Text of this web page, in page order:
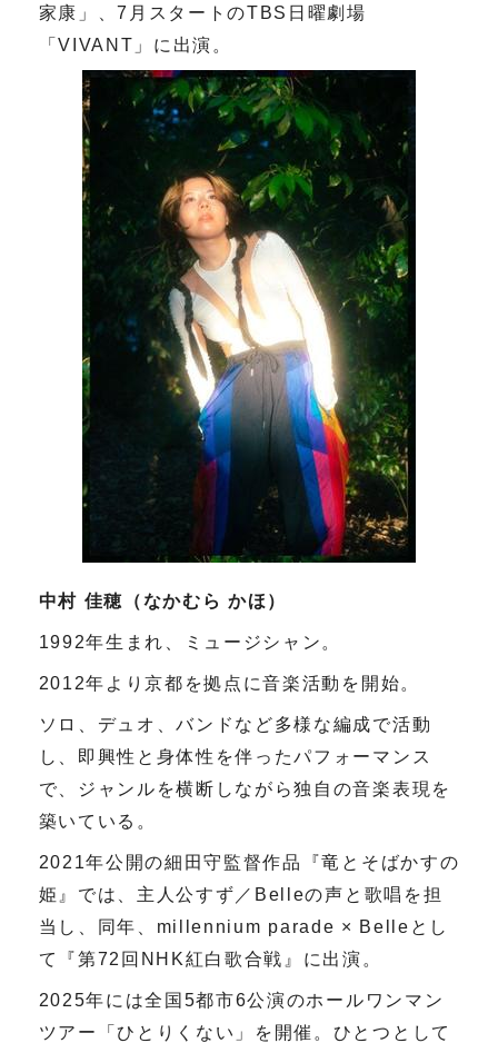
家康」、7月スタートのTBS日曜劇場
「VIVANT」に出演。
中村 佳穂（なかむら かほ）
1992年生まれ、ミュージシャン。
2012年より京都を拠点に音楽活動を開始。
ソロ、デュオ、バンドなど多様な編成で活動
し、即興性と身体性を伴ったパフォーマンス
で、ジャンルを横断しながら独自の音楽表現を
築いている。
2021年公開の細田守監督作品『竜とそばかすの
姫』では、主人公すず／Belleの声と歌唱を担
当し、同年、millennium parade × Belleとし
て『第72回NHK紅白歌合戦』に出演。
2025年には全国5都市6公演のホールワンマン
ツアー「ひとりくない」を開催。ひとつとして